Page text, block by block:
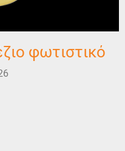
φωτιστικό